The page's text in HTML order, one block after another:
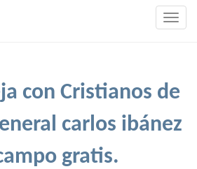
con Cristianos de
carlos ibánez
gratis.